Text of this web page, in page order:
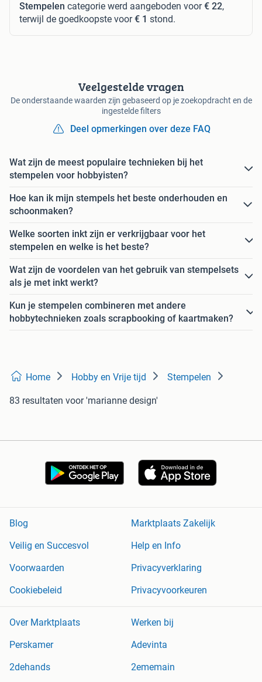
Stempelen categorie werd aangeboden voor€ 22,
terwijl de goedkoopste voor€ 1 stond.
Veelgestelde vragen
De onderstaande waarden zijn gebaseerd op je zoekopdracht en de
ingestelde filters
Deel opmerkingen over deze FAQ
Wat zijn de meest populaire technieken bij het
stempelen voor hobbyisten?
Hoe kan ik mijn stempels het beste onderhouden en
schoonmaken?
Welke soorten inkt zijn er verkrijgbaar voor het
stempelen en welke is het beste?
Wat zijn de voordelen van het gebruik van stempelsets
als je met inkt werkt?
Kun je stempelen combineren met andere
hobbytechnieken zoals scrapbooking of kaartmaken?
Home Hobby en Vrije tijd Stempelen
83 resultaten voor 'marianne design'
Blog
Marktplaats Zakelijk
Veilig en Succesvol
Help en Info
Voorwaarden
Privacyverklaring
Cookiebeleid
Privacyvoorkeuren
Over Marktplaats
Werken bij
Perskamer
Adevinta
2dehands
2ememain